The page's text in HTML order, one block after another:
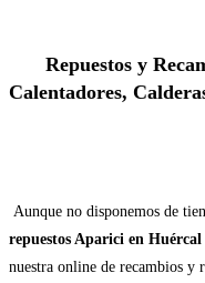
Repuestos y
Calentadores,
Aunque no disponemos de
repuestos Aparici en
nuestra online de recambios y